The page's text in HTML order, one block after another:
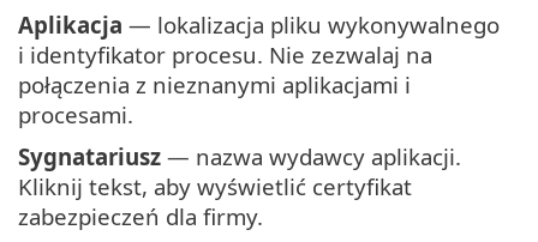
Aplikacja — lokalizacja pliku wykonywalnego
i identyfikator procesu. Nie zezwalaj na
połączenia z nieznanymi aplikacjami i
procesami.
Sygnatariusz — nazwa wydawcy aplikacji.
Kliknij tekst, aby wyświetlić certyfikat
zabezpieczeń dla firmy.